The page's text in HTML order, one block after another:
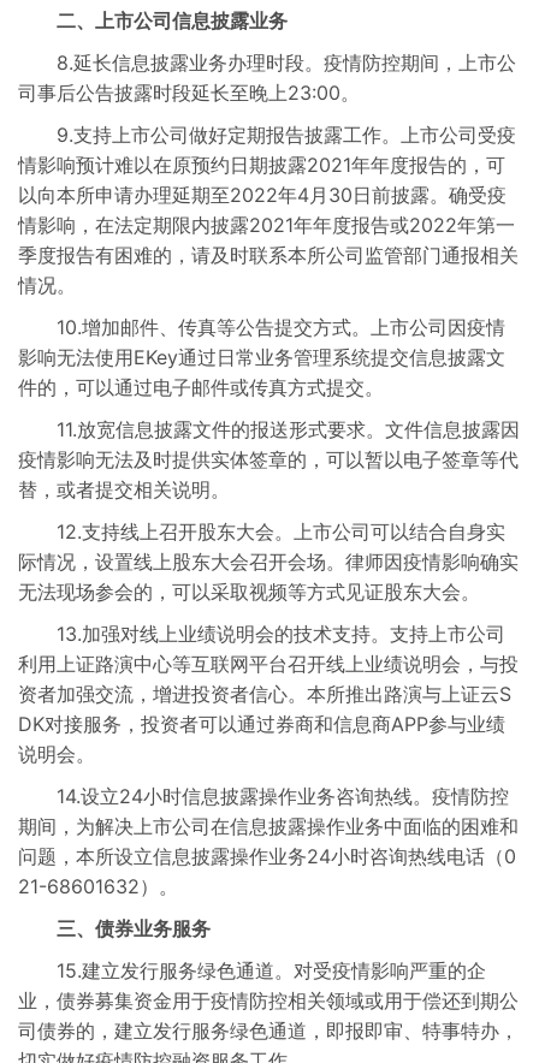
二、上市公司信息披露业务
8.延长信息披露业务办理时段。疫情防控期间，上市公
司事后公告披露时段延长至晚上23:00。
9.支持上市公司做好定期报告披露工作。上市公司受疫
情影响预计难以在原预约日期披露2021年年度报告的，可
以向本所申请办理延期至2022年4月30日前披露。确受疫
情影响，在法定期限内披露2021年年度报告或2022年第一
季度报告有困难的，请及时联系本所公司监管部门通报相关
情况。
10.增加邮件、传真等公告提交方式。上市公司因疫情
影响无法使用EKey通过日常业务管理系统提交信息披露文
件的，可以通过电子邮件或传真方式提交。
11.放宽信息披露文件的报送形式要求。文件信息披露因
疫情影响无法及时提供实体签章的，可以暂以电子签章等代
替，或者提交相关说明。
12.支持线上召开股东大会。上市公司可以结合自身实
际情况，设置线上股东大会召开会场。律师因疫情影响确实
无法现场参会的，可以采取视频等方式见证股东大会。
13.加强对线上业绩说明会的技术支持。支持上市公司
利用上证路演中心等互联网平台召开线上业绩说明会，与投
资者加强交流，增进投资者信心。本所推出路演与上证云S
DK对接服务，投资者可以通过券商和信息商APP参与业绩
说明会。
14.设立24小时信息披露操作业务咨询热线。疫情防控
期间，为解决上市公司在信息披露操作业务中面临的困难和
问题，本所设立信息披露操作业务24小时咨询热线电话（0
21-68601632）。
三、债券业务服务
15.建立发行服务绿色通道。对受疫情影响严重的企
业，债券募集资金用于疫情防控相关领域或用于偿还到期公
司债券的，建立发行服务绿色通道，即报即审、特事特办，